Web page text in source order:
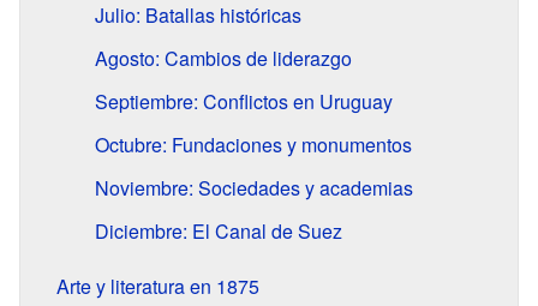
Julio: Batallas históricas
Agosto: Cambios de liderazgo
Septiembre: Conflictos en Uruguay
Octubre: Fundaciones y monumentos
Noviembre: Sociedades y academias
Diciembre: El Canal de Suez
Arte y literatura en 1875